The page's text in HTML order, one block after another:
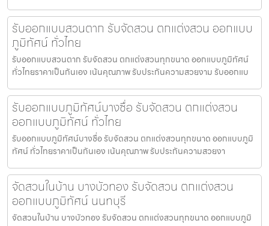
รับออกแบบสวนตาก รับจัดสวน ตกแต่งสวน ออกแบบ
ภูมิทัศน์ ทั่วไทย
รับออกแบบสวนตาก รับจัดสวน ตกแต่งสวนทุกขนาด ออกแบบภูมิทัศน์
ทั่วไทยราคาเป็นกันเอง เน้นคุณภาพ รับประกันความสวยงาม รับออกแบ
รับออกแบบภูมิทัศน์บางซื่อ รับจัดสวน ตกแต่งสวน
ออกแบบภูมิทัศน์ ทั่วไทย
รับออกแบบภูมิทัศน์บางซื่อ รับจัดสวน ตกแต่งสวนทุกขนาด ออกแบบภูมิ
ทัศน์ ทั่วไทยราคาเป็นกันเอง เน้นคุณภาพ รับประกันความสวยงา
จัดสวนในบ้าน บางบัวทอง รับจัดสวน ตกแต่งสวน
ออกแบบภูมิทัศน์ นนทบุรี
จัดสวนในบ้าน บางบัวทอง รับจัดสวน ตกแต่งสวนทุกขนาด ออกแบบภูมิ